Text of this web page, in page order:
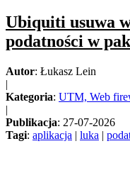
Ubiquiti usuwa
podatności w
Autor: Łukasz Lein
|
Kategoria: UTM, Web
|
Publikacja: 27-07-2026
Tagi: aplikacja | luka |